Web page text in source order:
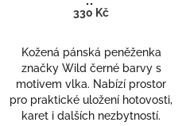
vlka
330 Kč
Kožená pánská peněženka
značky Wild černé barvy s
motivem vlka. Nabízí prostor
pro praktické uložení hotovosti,
karet i dalších nezbytností.